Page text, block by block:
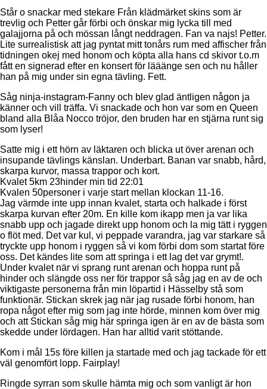
Står o snackar med stekare Från klädmärket skins som är
trevlig och Petter går förbi och önskar mig lycka till med
galajjorna på och mössan långt neddragen. Fan va najs! Petter.
Lite surrealistisk att jag pyntat mitt tonårs rum med affischer från
tidningen okej med honom och köpta alla hans cd skivor t.o.m
fått en signerad efter en konsert för lääänge sen och nu håller
han på mig under sin egna tävling. Fett.
Såg ninja-instagram-Fanny och blev glad äntligen någon ja
känner och vill träffa. Vi snackade och hon var som en Queen
bland alla Blåa Nocco tröjor, den bruden har en stjärna runt sig
som lyser!
Satte mig i ett hörn av läktaren och blicka ut över arenan och
insupande tävlings känslan. Underbart. Banan var snabb, hård,
skarpa kurvor, massa trappor och kort.
Kvalet 5km 23hinder min tid 22:01
Kvalen 50personer i varje start mellan klockan 11-16.
Jag värmde inte upp innan kvalet, starta och halkade i först
skarpa kurvan efter 20m. En kille kom ikapp men ja var lika
snabb upp och jagade direkt upp honom och la mig tätt i ryggen
o flöt med. Det var kul, vi peppade varandra, jag var starkare så
tryckte upp honom i ryggen så vi kom förbi dom som startat före
oss. Det kändes lite som att springa i ett lag det var grymt!.
Under kvalet när vi sprang runt arenan och hoppa runt på
hinder och slängde oss ner för trappor så såg jag en av de och
viktigaste personerna från min löpartid i Hässelby stå som
funktionär. Stickan skrek jag när jag rusade förbi honom, han
ropa något efter mig som jag inte hörde, minnen kom över mig
och att Stickan såg mig här springa igen är en av de bästa som
skedde under lördagen. Han har alltid varit stöttande.
Kom i mål 15s före killen ja startade med och jag tackade för ett
väl genomfört lopp. Fairplay!
Ringde syrran som skulle hämta mig och som vanligt är hon